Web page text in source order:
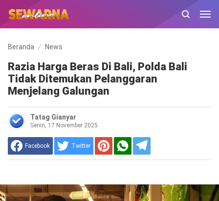
Beranda News
Razia Harga Beras Di Bali, Polda Bali
Tidak Ditemukan Pelanggaran
Menjelang Galungan
Tatag Gianyar
Senin, 17 November 2025
Facebook Twitter